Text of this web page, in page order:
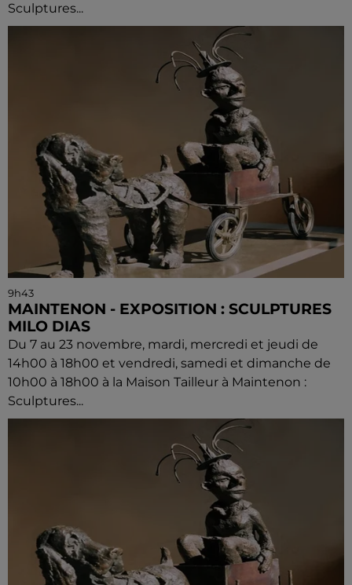
Sculptures...
9h43
MAINTENON - EXPOSITION : SCULPTURES
MILO DIAS
Du 7 au 23 novembre, mardi, mercredi et jeudi de
14h00 à 18h00 et vendredi, samedi et dimanche de
10h00 à 18h00 à la Maison Tailleur à Maintenon :
Sculptures...